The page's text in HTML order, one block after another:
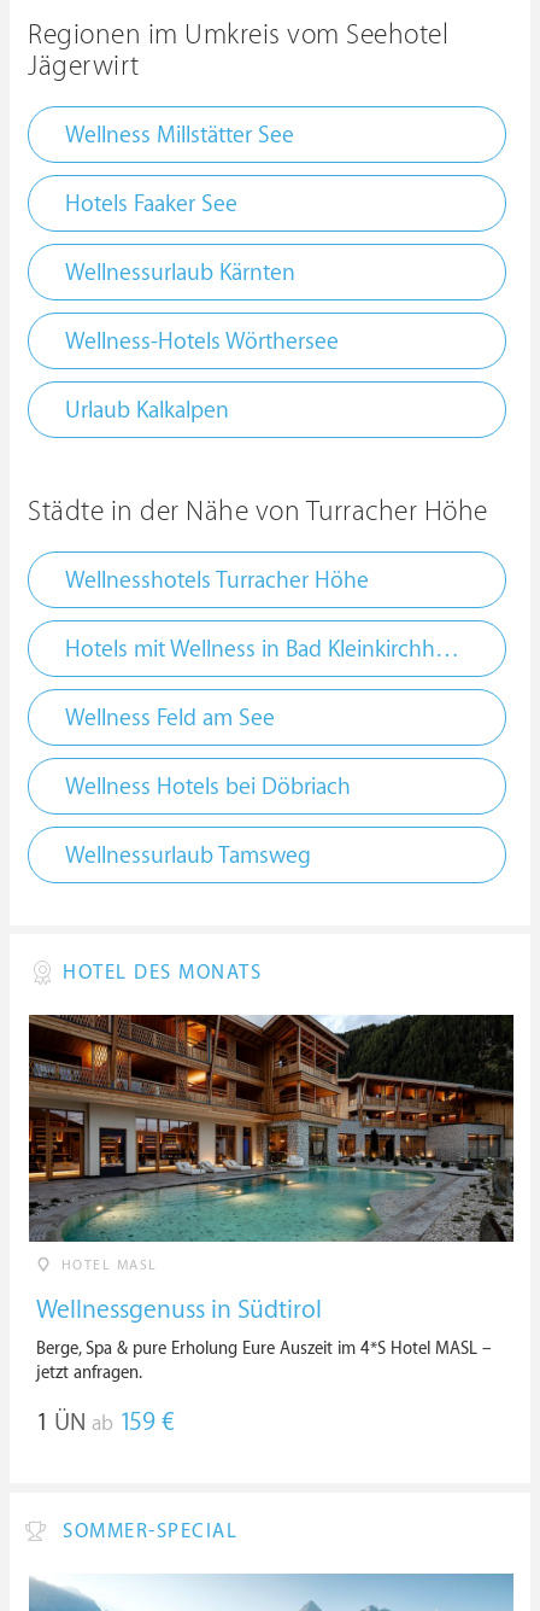
Regionen im Umkreis vom Seehotel
Jägerwirt
Wellness Millstätter See
Hotels Faaker See
Wellnessurlaub Kärnten
Wellness-Hotels Wörthersee
Urlaub Kalkalpen
Städte in der Nähe von Turracher Höhe
Wellnesshotels Turracher Höhe
Hotels mit Wellness in Bad Kleinkirchheim
Wellness Feld am See
Wellness Hotels bei Döbriach
Wellnessurlaub Tamsweg
HOTEL DES MONATS
HOTEL MASL
Wellnessgenuss in Südtirol
Berge, Spa & pure Erholung Eure Auszeit im 4*S Hotel MASL –
jetzt anfragen.
1 ÜN ab 159 €
SOMMER-SPECIAL